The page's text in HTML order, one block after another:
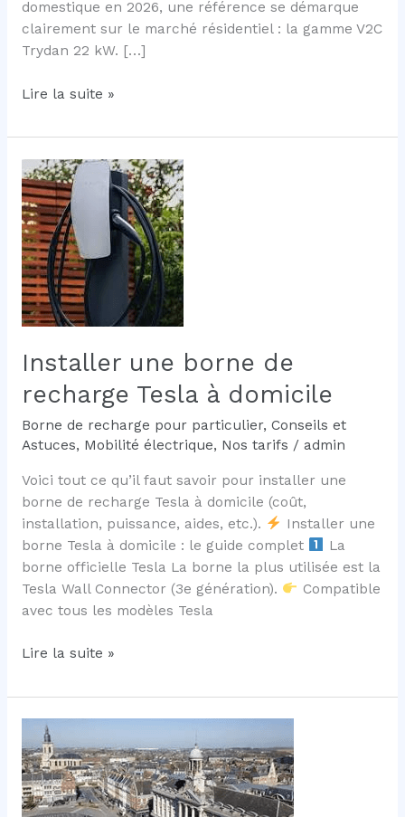
domestique en 2026, une référence se démarque
clairement sur le marché résidentiel : la gamme V2C
Trydan 22 kW. […]
Quelle
la
meilleure
borne
de
recharge
domestique
en
2026
?
Lire la suite »
Installer une borne de
recharge Tesla à domicile
Borne de recharge pour particulier, Conseils et
Astuces, Mobilité électrique, Nos tarifs / admin
Voici tout ce qu’il faut savoir pour installer une
borne de recharge Tesla à domicile (coût,
installation, puissance, aides, etc.).
Installer une
borne Tesla à domicile : le guide complet
La
borne officielle Tesla La borne la plus utilisée est la
Tesla Wall Connector (3e génération).
Compatible
avec tous les modèles Tesla
Installer
borne
de
recharge
Tesla
à
domicile
Lire la suite »